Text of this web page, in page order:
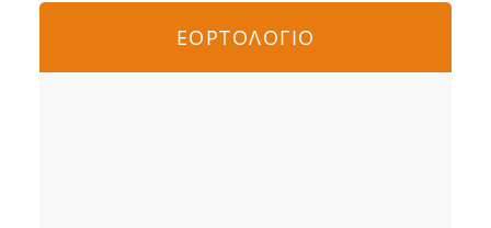
ΕΟΡΤΟΛΟΓΙΟ